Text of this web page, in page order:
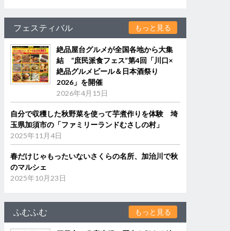
フェスティバル もっと見る
絶品屋台グルメが全国各地から大集
結 “庶民派食フェス”第4回「川口×
絶品グルメビール＆日本酒祭り
2026」を開催
2026年4月15日
自分で収穫した秋野菜を使って芋煮作りを体験 埼
玉県加須市の「ファミリーランドむさしの村」
2025年11月4日
春だけじゃもったいないさくらの名所、加治川で秋
のマルシェ
2025年10月23日
ふむふむ もっと見る